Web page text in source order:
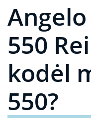
550
kodėl
550?